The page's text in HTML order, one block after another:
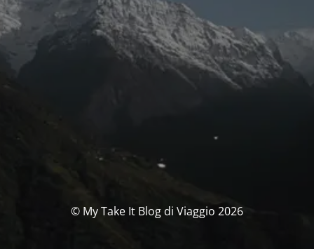
© My Take It Blog di Viaggio 2026